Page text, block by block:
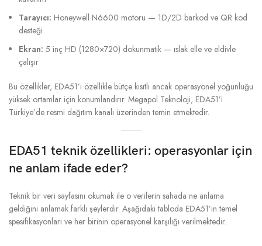
Tarayıcı: Honeywell N6600 motoru — 1D/2D barkod ve QR kod
desteği
Ekran: 5 inç HD (1280×720) dokunmatik — ıslak elle ve eldivle
çalışır
Bu özellikler, EDA51’i özellikle bütçe kısıtlı ancak operasyonel yoğunluğu
yüksek ortamlar için konumlandırır. Megapol Teknoloji, EDA51’i
Türkiye’de resmi dağıtım kanalı üzerinden temin etmektedir.
EDA51 teknik özellikleri: operasyonlar için
ne anlam ifade eder?
Teknik bir veri sayfasını okumak ile o verilerin sahada ne anlama
geldiğini anlamak farklı şeylerdir. Aşağıdaki tabloda EDA51’in temel
spesifikasyonları ve her birinin operasyonel karşılığı verilmektedir.